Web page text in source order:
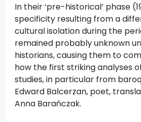
In their ‘pre-historical’ phase
specificity resulting from a
cultural isolation during the
remained probably unknown
historians, causing them to
how the first striking analyses
studies, in particular from
Edward Balcerzan, poet,
Anna Barańczak.